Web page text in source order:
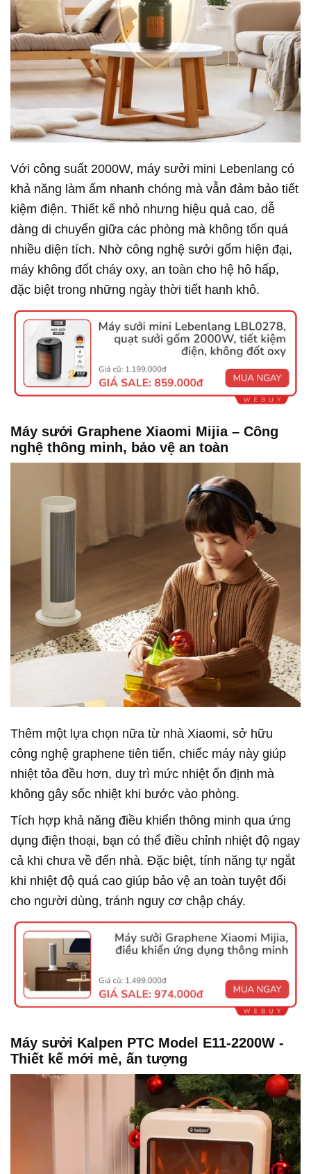
Với công suất 2000W, máy sưởi mini Lebenlang có
khả năng làm ấm nhanh chóng mà vẫn đảm bảo tiết
kiệm điện. Thiết kế nhỏ nhưng hiệu quả cao, dễ
dàng di chuyển giữa các phòng mà không tốn quá
nhiều diện tích. Nhờ công nghệ sưởi gốm hiện đại,
máy không đốt cháy oxy, an toàn cho hệ hô hấp,
đặc biệt trong những ngày thời tiết hanh khô.
Máy sưởi Graphene Xiaomi Mijia – Công
nghệ thông minh, bảo vệ an toàn
Thêm một lựa chọn nữa từ nhà Xiaomi, sở hữu
công nghệ graphene tiên tiến, chiếc máy này giúp
nhiệt tỏa đều hơn, duy trì mức nhiệt ổn định mà
không gây sốc nhiệt khi bước vào phòng.
Tích hợp khả năng điều khiển thông minh qua ứng
dụng điện thoại, bạn có thể điều chỉnh nhiệt độ ngay
cả khi chưa về đến nhà. Đặc biệt, tính năng tự ngắt
khi nhiệt độ quá cao giúp bảo vệ an toàn tuyệt đối
cho người dùng, tránh nguy cơ chập cháy.
Máy sưởi Kalpen PTC Model E11-2200W -
Thiết kế mới mẻ, ấn tượng